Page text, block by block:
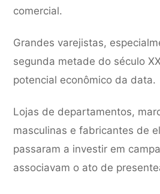
comercial.
Grandes varejistas,
segunda metade do século
potencial econômico da data.
Lojas de departamentos,
masculinas e fabricantes de
passaram a investir em
associavam o ato de